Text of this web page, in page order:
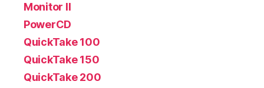
Monitor II
PowerCD
QuickTake 100
QuickTake 150
QuickTake 200